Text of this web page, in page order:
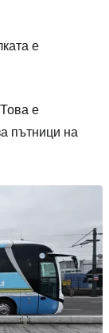
е
е
пътници на